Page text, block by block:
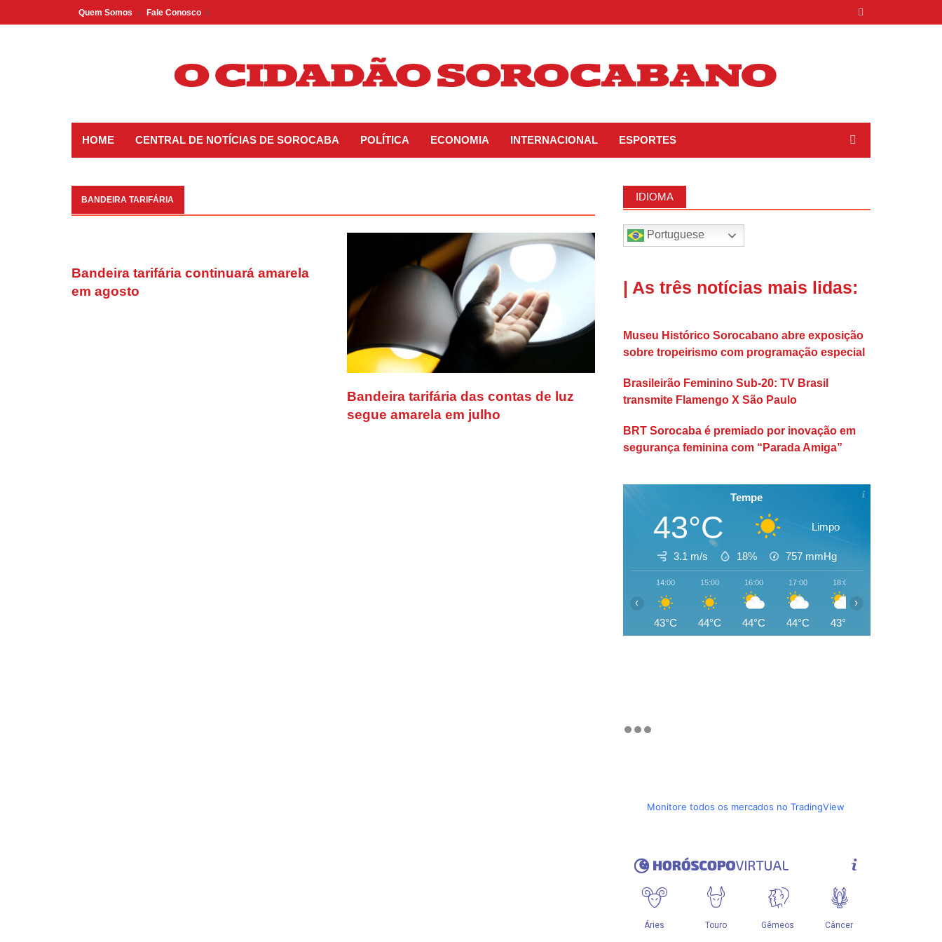
to
Quem Somos Fale Conosco
HOME CENTRAL DE NOTÍCIAS DE SOROCABA POLÍTICA ECONOMIA INTERNACIONAL ESPORTES
BANDEIRA TARIFÁRIA
Bandeira tarifária continuará amarela
em agosto
Bandeira tarifária das contas de luz
segue amarela em julho
IDIOMA
Portuguese
| As três notícias mais lidas:
Museu Histórico Sorocabano abre exposição
sobre tropeirismo com programação especial
Brasileirão Feminino Sub-20: TV Brasil
transmite Flamengo X São Paulo
BRT Sorocaba é premiado por inovação em
segurança feminina com “Parada Amiga”
Tempe
43°C Limpo
3.1 m/s 18% 757 mmHg
14:00
43°C
15:00
44°C
16:00
44°C
17:00
44°C
18:00
43°C
‹ ›
Monitore todos os mercados no TradingView